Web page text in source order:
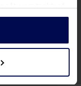
verstrekt of
van uw gebruik